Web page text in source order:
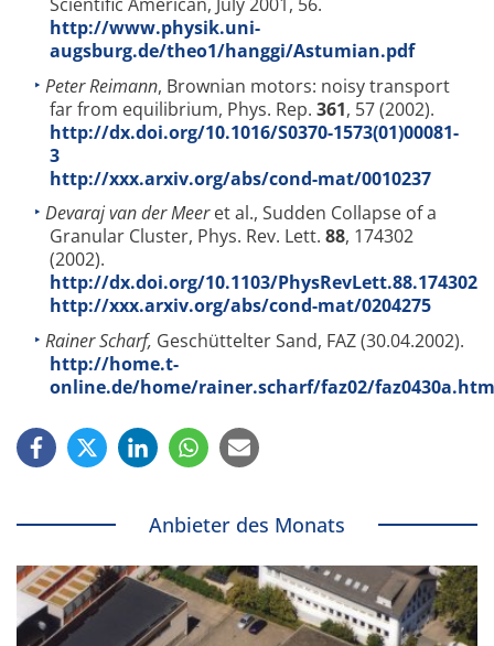
http://www.physik.uni-
augsburg.de/theo1/hanggi/Astumian.pdf
Peter Reimann, Brownian motors: noisy transport
far from equilibrium, Phys. Rep. 361, 57 (2002).
http://dx.doi.org/10.1016/S0370-1573(01)00081-
3
http://xxx.arxiv.org/abs/cond-mat/0010237
Devaraj van der Meeret al., Sudden Collapse of a
Granular Cluster, Phys. Rev. Lett. 88, 174302
(2002).
http://dx.doi.org/10.1103/PhysRevLett.88.174302
http://xxx.arxiv.org/abs/cond-mat/0204275
Rainer Scharf, Geschüttelter Sand, FAZ (30.04.2002).
http://home.t-
online.de/home/rainer.scharf/faz02/
Anbieter des Monats